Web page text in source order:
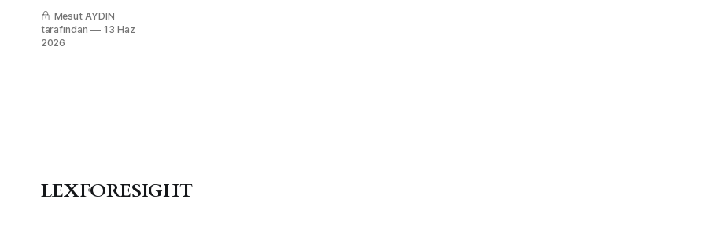
gerçek fırsat —
ama CBAM
gerekçesi yanlış
Mesut AYDIN
tarafından
13 Haz
2026
LEXFORESIGHT